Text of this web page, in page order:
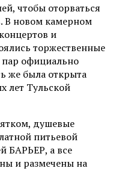
чтобы оторваться
В новом камерном
и
торжественные
пар официально
же была открыта
лет Тульской
душевые
питьевой
БАРЬЕР, а все
и размечены на